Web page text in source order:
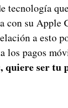
tecnología
con su Apple
a esto
pagos
quiere ser tu